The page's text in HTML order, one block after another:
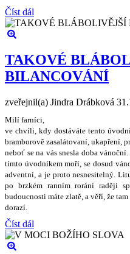
Číst dál
TAKOVÉ
BILANCOVÁNÍ
zveřejnil(a) Jindra Drábková
Milí farníci,
ve chvíli, kdy dostáváte tento
bramborově zasalátovaní, ukapření,
neboť se na vás snesla doba vánoční.
tímto úvodníkem moří, se dosud
adventní, a je proto nesnesitelný .
po brzkém ranním rorání raději
budoucnosti máte zlatě , a věří,že
dorazí.
Číst dál